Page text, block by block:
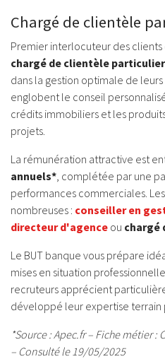
Chargé de clientèle
Premier interlocuteur des
chargé de clientèle
dans la gestion optimale de leurs
englobent le conseil
crédits immobiliers et les
projets.
La rémunération attractive est
annuels*, complétée par une
performances commerciales.
nombreuses : conseiller en
directeur d'agence ou chargé
Le BUT banque vous prépare
mises en situation
recruteurs apprécient
développé leur expertise terrain
*Source : Apec.fr – Fiche métier
– Consulté le 19/05/2025